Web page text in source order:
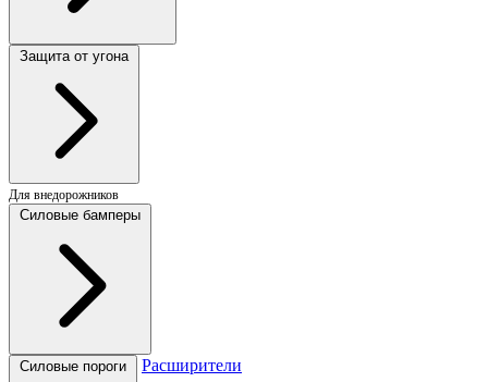
Защита от угона
Для внедорожников
Силовые бамперы
Силовые пороги Расширители